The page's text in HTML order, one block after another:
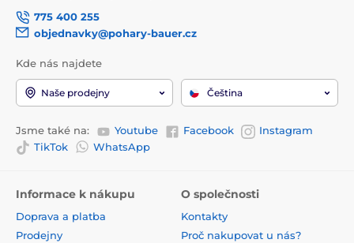
775 400 255
objednavky@pohary-bauer.cz
Kde nás najdete
Naše prodejny Čeština
Jsme také na: Youtube Facebook
Instagram
TikTok
WhatsApp
Informace k nákupu
Doprava a platba
Prodejny
O společnosti
Kontakty
Proč nakupovat u nás?